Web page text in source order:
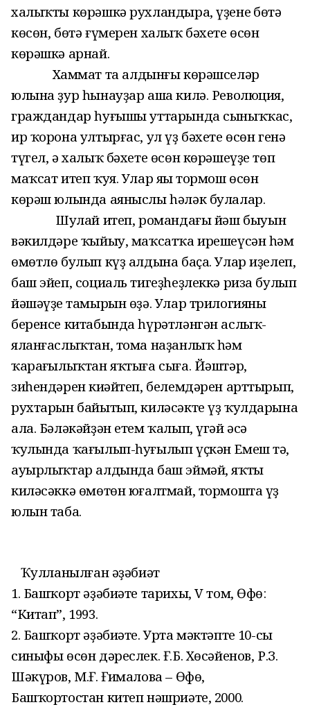
халыҡты көрәшкә рухландыра, үҙенең бөтә
көсөн, бөтә ғүмерен халыҡ бәхете өсөн
көрәшкә арнай.
Хаммат та алдынғы көрәшселәр
юлына ҙур һынауҙар аша килә. Революция,
граждандар һуғышы уттарында сыныҡҡас,
ир ҡорона ултырғас, ул үҙ бәхете өсөн генә
түгел, ә халыҡ бәхете өсөн көрәшеүҙе төп
маҡсат итеп ҡуя. Улар яңы тормош өсөн
көрәш юлында аяныслы һәләк булалар.
Шулай итеп, романдағы йәш быуын
вәкилдәре ҡыйыу, маҡсатҡа ирешеүсән һәм
өмөтлө булып күҙ алдына баҫа. Улар иҙелеп,
баш эйеп, социаль тигеҙһеҙлеккә риза булып
йәшәүҙең тамырын өҙә. Улар трилогияның
беренсе китабында һүрәтләнгән аслыҡ-
яланғаслыҡтан, тома наҙанлыҡ һәм
ҡараңғылыҡтан яҡтыға сыға. Йәштәр,
зиһендәрен киңәйтеп, белемдәрен арттырып,
рухтарын байытып, киләсәкте үҙ ҡулдарына
ала. Бәләкәйҙән етем ҡалып, үгәй әсә
ҡулында ҡағылып-һуғылып үҫкән Емеш тә,
ауырлыҡтар алдында баш эймәй, яҡты
киләсәккә өмөтөн юғалтмай, тормошта үҙ
юлын таба.
Ҡулланылған әҙәбиәт
1. Башҡорт әҙәбиәте тарихы, V том, Өфө:
“Китап”, 1993.
2. Башҡорт әҙәбиәте. Урта мәктәптең 10-сы
синыфы өсөн дәреслек. Ғ.Б. Хөсәйенов, Р.З.
Шәкүров, М.Ғ. Ғималова – Өфө,
Башҡортостан китеп нәшриәте, 2000.